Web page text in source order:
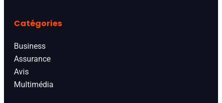
Catégories
Business
Assurance
Avis
Multimédia